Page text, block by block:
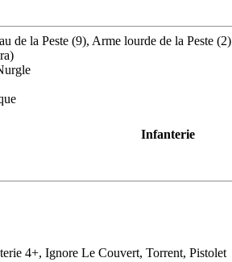
de la Peste (9), Arme lourde de la Peste (2)
Infanterie
4+, Ignore Le Couvert, Torrent, Pistolet